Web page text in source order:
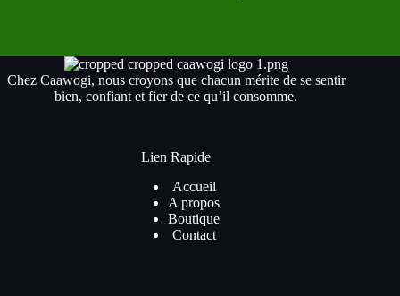
Chez Caawogi, nous croyons que chacun mérite de se sentir
bien, confiant et fier de ce qu’il consomme.
Lien Rapide
Accueil
A propos
Boutique
Contact